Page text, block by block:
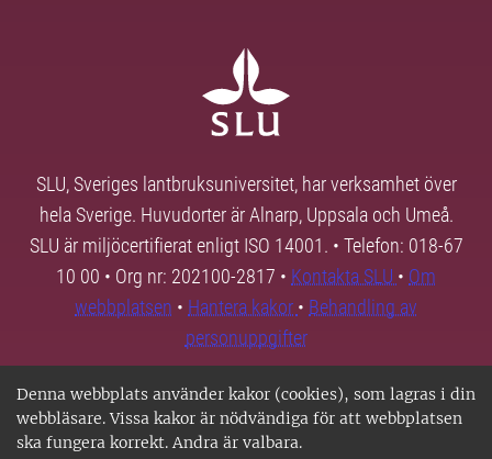
Denna webbplats använder kakor (cookies), som lagras i din
webbläsare. Vissa kakor är nödvändiga för att webbplatsen
ska fungera korrekt. Andra är valbara.
SLU, Sveriges lantbruksuniversitet, har verksamhet över
hela Sverige. Huvudorter är Alnarp, Uppsala och Umeå.
SLU är miljöcertifierat enligt ISO 14001. • Telefon: 018-67
10 00 • Org nr: 202100-2817 • Kontakta SLU • Om
webbplatsen • Hantera kakor • Behandling av
personuppgifter